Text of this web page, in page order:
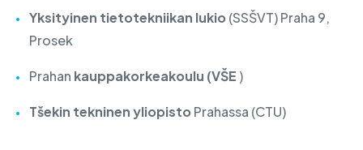
Yksityinen tietotekniikan lukio (SSŠVT) Praha 9,
Prosek
Prahan kauppakorkeakoulu (VŠE )
Tšekin tekninen yliopisto Prahassa (CTU)